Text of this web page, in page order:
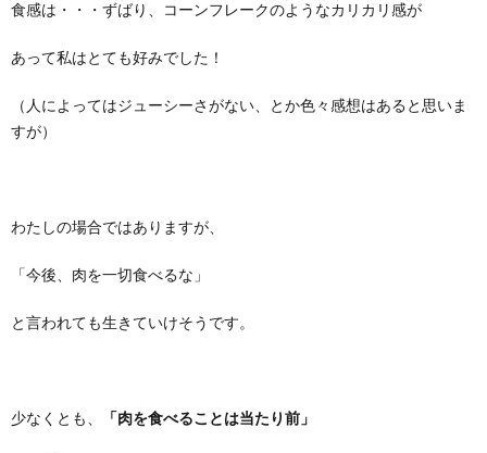
食感は・・・ずばり、コーンフレークのようなカリカリ感が
あって私はとても好みでした！
（人によってはジューシーさがない、とか色々感想はあると思いま
すが）
わたしの場合ではありますが、
「今後、肉を一切食べるな」
と言われても生きていけそうです。
少なくとも、 「肉を食べることは当たり前」